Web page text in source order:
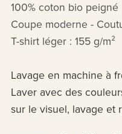
100% coton bio peigné
Coupe moderne -
T-shirt léger : 155 g/m²
Lavage en machine à
Laver avec des
sur le visuel, lavage et